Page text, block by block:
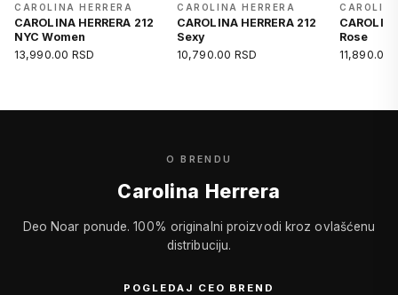
CAROLINA HERRERA
CAROLINA HERRERA 212
NYC Women
13,990.00 RSD
CAROLINA HERRERA
CAROLINA HERRERA 212
Sexy
10,790.00 RSD
Rose
11,890.00
O BRENDU
Carolina Herrera
Deo Noar ponude. 100% originalni proizvodi kroz ovlašćenu
distribuciju.
POGLEDAJ CEO BREND